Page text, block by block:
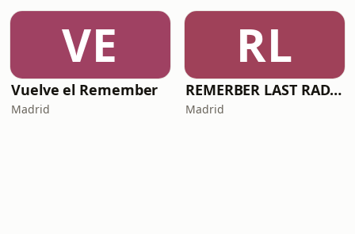
VE
Vuelve el Remember
Madrid
RL
REMERBER LAST RADIO
Madrid